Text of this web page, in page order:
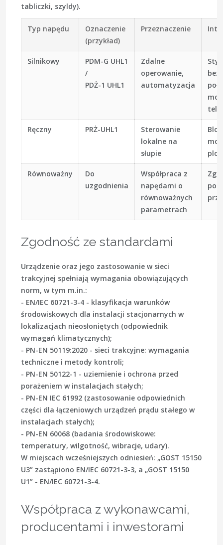
tabliczki, szyldy).
Typ napędu
Oznaczenie
(przykład)
Przeznaczenie
Silnikowy
PDM-G UHL1
/
PDŻ-1 UHL1
Zdalne
operowanie,
automatyzacja
Ręczny PRŻ-UHL1
Sterowanie
lokalne na
słupie
Równoważny
Do
uzgodnienia
Współpraca z
napędami o
równoważnych
parametrach
Zgodność ze standardami
Urządzenie oraz jego zastosowanie w sieci
trakcyjnej spełniają wymagania obowiązujących
norm, w tym m.in.:
- EN/IEC 60721-3-4 - klasyfikacja warunków
środowiskowych dla instalacji stacjonarnych w
lokalizacjach nieosłoniętych (odpowiednik
wymagań klimatycznych);
- PN-EN 50119:2020 - sieci trakcyjne: wymagania
techniczne i metody kontroli;
- PN-EN 50122-1 - uziemienie i ochrona przed
porażeniem w instalacjach stałych;
- PN-EN IEC 61992 (zastosowanie odpowiednich
części dla łączeniowych urządzeń prądu stałego w
instalacjach stałych);
- PN-EN 60068 (badania środowiskowe:
temperatury, wilgotność, wibracje, udary).
W miejscach wcześniejszych odniesień: „GOST 15150
U3” zastąpiono EN/IEC 60721-3-3, a „GOST 15150
U1” - EN/IEC 60721-3-4.
Współpraca z wykonawcami,
producentami i inwestorami